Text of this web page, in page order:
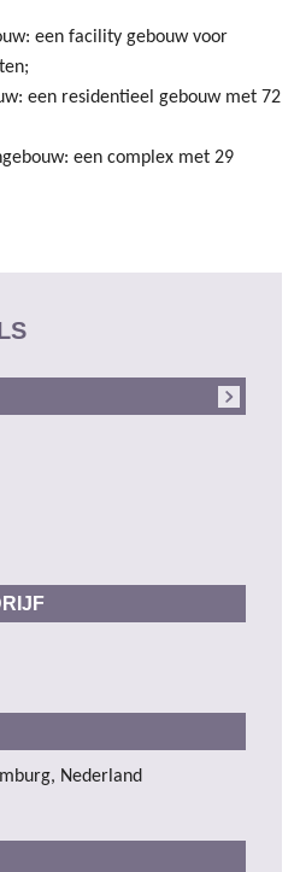
een facility gebouw voor
een residentieel gebouw met 72
een complex met 29
Nederland